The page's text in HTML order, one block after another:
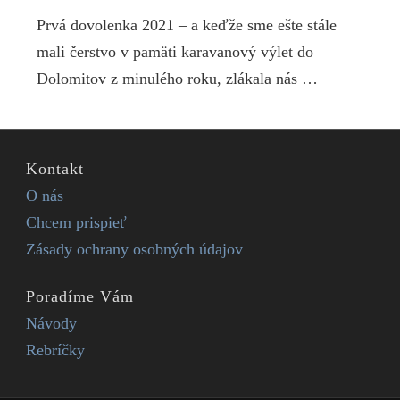
Prvá dovolenka 2021 – a keďže sme ešte stále
mali čerstvo v pamäti karavanový výlet do
Dolomitov z minulého roku, zlákala nás …
Kontakt
O nás
Chcem prispieť
Zásady ochrany osobných údajov
Poradíme Vám
Návody
Rebríčky